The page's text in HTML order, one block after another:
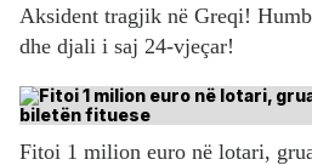
Aksident tragjik në Greqi!
dhe djali i saj 24-vjeçar!
Fitoi 1 milion euro në lotari,